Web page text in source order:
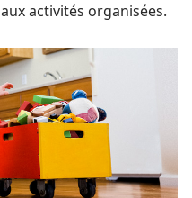
activités organisées.